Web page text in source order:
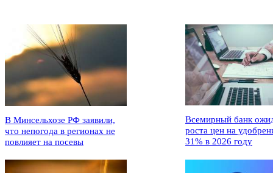
В Минсельхозе РФ заявили,
что непогода в регионах не
повлияет на посевы
Всемирный банк
роста цен на
31% в 2026 году